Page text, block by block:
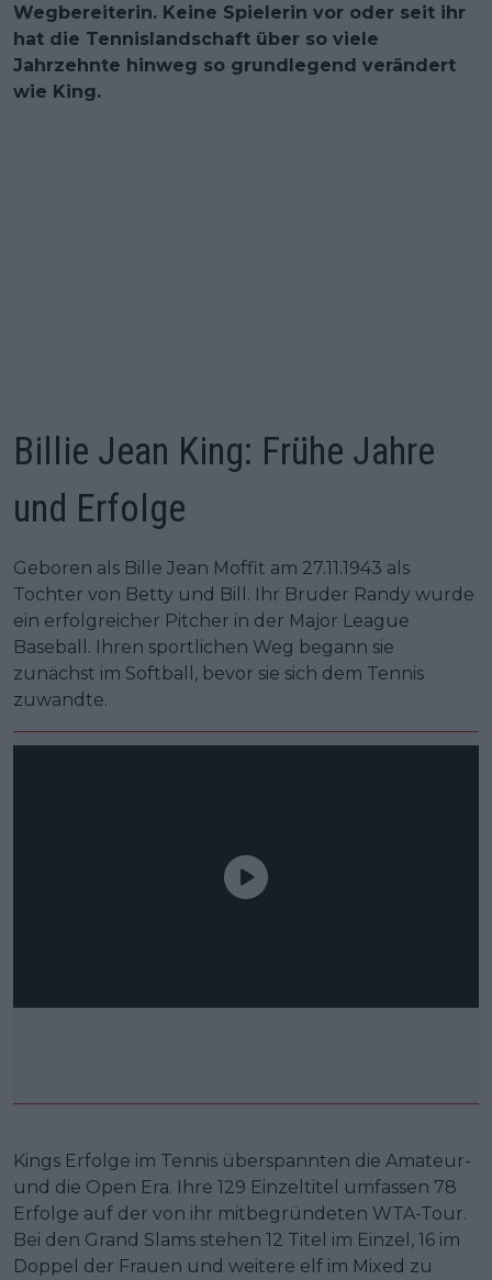
Wegbereiterin. Keine Spielerin vor oder seit ihr
hat die Tennislandschaft über so viele
Jahrzehnte hinweg so grundlegend verändert
wie King.
Billie Jean King: Frühe Jahre
und Erfolge
Geboren als Bille Jean Moffit am 27.11.1943 als
Tochter von Betty und Bill. Ihr Bruder Randy wurde
ein erfolgreicher Pitcher in der Major League
Baseball. Ihren sportlichen Weg begann sie
zunächst im Softball, bevor sie sich dem Tennis
zuwandte.
Kings Erfolge im Tennis überspannten die Amateur-
und die Open Era. Ihre 129 Einzeltitel umfassen 78
Erfolge auf der von ihr mitbegründeten WTA-Tour.
Bei den Grand Slams stehen 12 Titel im Einzel, 16 im
Doppel der Frauen und weitere elf im Mixed zu